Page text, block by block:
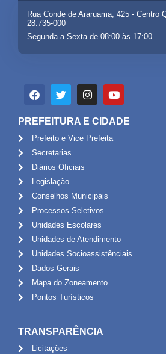
Rua Conde de Araruama, 425 - Centro
28.735-000
Segunda a Sexta de 08:00 às 17:00
PREFEITURA E CIDADE
Prefeito e Vice Prefeita
Secretarias
Diários Oficiais
Legislação
Conselhos Municipais
Processos Seletivos
Unidades Escolares
Unidades de Atendimento
Unidades Socioassistênciais
Dados Gerais
Mapa do Zoneamento
Pontos Turísticos
TRANSPARÊNCIA
Licitações